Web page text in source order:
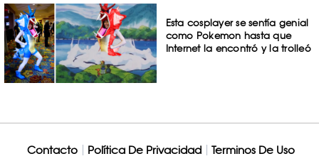
Esta cosplayer se sentía genial
como Pokemon hasta que
Internet la encontró y la trolleó
Contacto Política De Privacidad Terminos De Uso